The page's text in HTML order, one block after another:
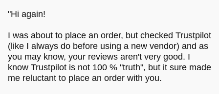
"Hi again!
I was about to place an order, but checked Trustpilot
(like I always do before using a new vendor) and as
you may know, your reviews aren't very good. I
know Trustpilot is not 100 % "truth", but it sure made
me reluctant to place an order with you.